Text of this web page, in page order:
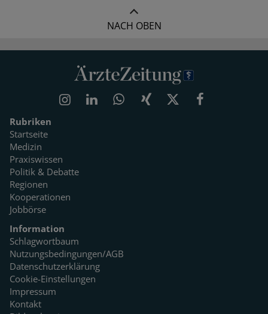
NACH OBEN
Rubriken
Startseite
Medizin
Praxiswissen
Politik & Debatte
Regionen
Kooperationen
Jobbörse
Information
Schlagwortbaum
Nutzungsbedingungen/AGB
Datenschutzerklärung
Cookie-Einstellungen
Impressum
Kontakt